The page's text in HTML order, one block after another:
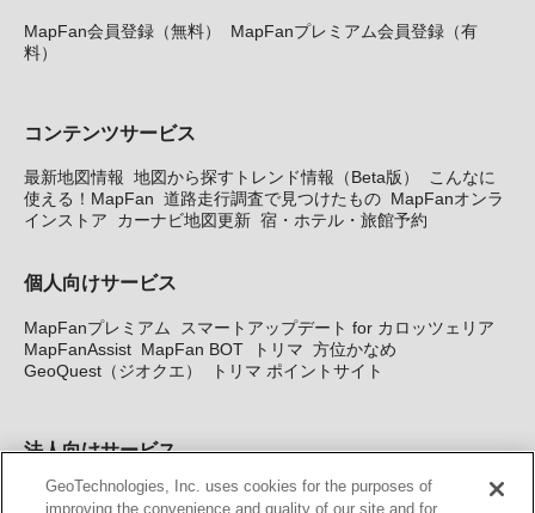
MapFan会員登録（無料）
MapFanプレミアム会員登録（有
料）
コンテンツサービス
最新地図情報 地図から探すトレンド情報（Beta版）
こんなに
使える！MapFan 道路走行調査で見つけたもの MapFanオンラ
インストア
カーナビ地図更新 宿・ホテル・旅館予約
個人向けサービス
MapFanプレミアム
スマートアップデート for カロッツェリア
MapFanAssist MapFan BOT トリマ 方位かなめ
GeoQuest（ジオクエ）
トリマ ポイントサイト
法人向けサービス
法人向け地図・位置情報サービス WEBサイト・システム向け地
GeoTechnologies, Inc. uses cookies for the purposes of
improving the convenience and quality of our site and for